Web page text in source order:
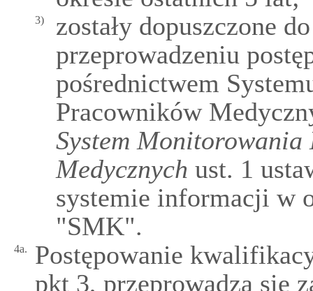
3)
zostały dopuszczone
przeprowadzeniu
pośrednictwem
Pracowników
System Monitorowania
Medycznych ust. 1
systemie informacji w
"SMK".
4a.
Postępowanie
pkt 3, przeprowadza się